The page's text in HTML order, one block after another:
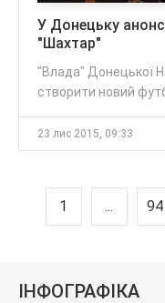
У Донецьку
"Шахтар"
"Влада" Донецької
створити новий
23 лис 2015, 09:33
1 ... 94
ІНФОГРАФІКА